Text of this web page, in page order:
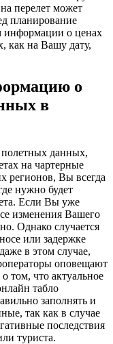
перелет может
планирование
информации о ценах
как на Вашу дату,
о
в
данных,
на чартерные
регионов, Вы всегда
нужно будет
Если Вы уже
изменения Вашего
Однако случается
или задержке
в этом случае,
оповещают
том, что актуальное
табло
заполнять и
так как в случае
последствия
туриста.